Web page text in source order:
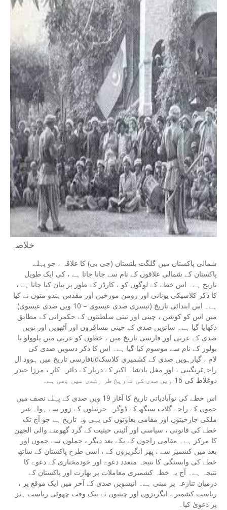
خلاصہ
شمالی پاکستان میں گلگت بلتستان (جی بی) کا علاقہ ، جو پہلے
پاکستان کے شمالی علاقوں کے نام سے جانا جاتا ہے ، کی ایک طویل
تاریخ ہے۔ اس خطے کے لوگوں کو ، کارڈز کے طور پر بیان کیا جاتا ہے ،
کا ذکر کلاسیکی یونانی اور رومن مورخین اور مقدس ہندو متون نے کیا
ہے۔ اس ابتدائی تاریخ (تیسری صدی عیسوی – 10 ویں صدی عیسوی)
میں اس کو کوشن ، چینی اور تبتی سلطنتوں کے حکمرانی کے مطابق
دکھایا گیا ہے۔ ساتویں صدی کے چینی مسافروں اور آٹھویں اور نویں
صدی کے عربی اور فارسی تاریخ میں ، خطوں کو عربی میں پلوولو یا
بولور کے نام سے موسوم کیا گیا ہے۔ اس کا ذکر دسویں صدی کی
فارسی تاریخ میں ہوود الudلام ، گیارہویں صدی کے کشمیری کلاسک
راجہٹرنگینی ، اور مغل بادشاہ اکبر کے دربار کے دائرہ کار ، مرزا حیدر
دوغلاط کی 16 ویں صدی کی تاریخ طر رشدی میں بھی ہے۔
اس خطے کی نوآبادیاتی تاریخ کا آغاز 19 ویں صدی کے پہلے نصف میں
جموں کے راجہ گلاب سنگھ کے ڈوگرہ جرنیلوں کے زور سے ہوا۔ غیر
ملکی جارحیتوں اور مقامی بغاوتوں کی یہی وہ تاریخ ہے جو آج تک
خطے کی قانونی ، سیاسی اور آئینی حیثیت کے گرد گھومنے والی الجھن
کا مرکز ہے۔ مقامی راجوں کے یکے بعد دیگرے حملوں سے جموں اور
بعد میں کشمیر سے ، پھر انگریزوں کے ، اسی طرح پاکستان کے ساتھ
خطے کی وابستگی کا نتیجہ متعدد دعوے اور خودمختاری کے دعوے کا
نتیجہ ہے۔ آج یہ خطہ کشمیری معاملات پر بھارت اور پاکستان کے
درمیان تنازعہ پر مبنی ہے۔ انیسویں صدی کے آخر میں ایک موقع پر ،
ریاست کشمیر ، انگریزوں اور چینیوں نے بیک وقت چھوٹی ریاست ہنزہ
پر دعویٰ کیا۔